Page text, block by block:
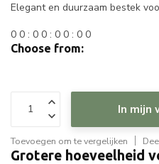
Elegant en duurzaam bestek
0 0 : 0 0 : 0 0 : 0 0
Choose from:
In mijn
Toevoegen om te vergelijken
Grotere hoeveelheid